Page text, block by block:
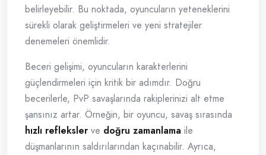
belirleyebilir. Bu noktada, oyuncuların yeteneklerini
sürekli olarak geliştirmeleri ve yeni stratejiler
denemeleri önemlidir.
Beceri gelişimi, oyuncuların karakterlerini
güçlendirmeleri için kritik bir adımdır. Doğru
becerilerle, PvP savaşlarında rakiplerinizi alt etme
şansınız artar. Örneğin, bir oyuncu, savaş sırasında
hızlı refleksler ve doğru zamanlama ile
düşmanlarının saldırılarından kaçınabilir. Ayrıca,